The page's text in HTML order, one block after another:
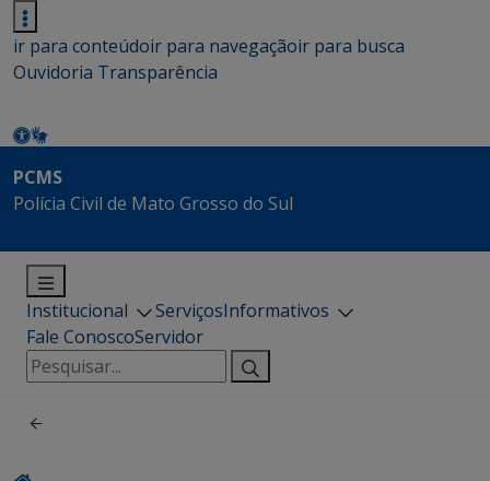
ir para conteúdoir para navegaçãoir para busca
Ouvidoria Transparência
PCMS
Polícia Civil de Mato Grosso do Sul
Institucional ServiçosInformativos
Fale ConoscoServidor
Pesquisar
por: